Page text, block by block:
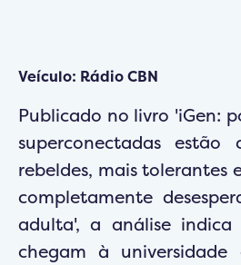
Veículo: Rádio CBN
Publicado no livro 'iGen:
superconectadas estão
rebeldes, mais tolerantes
completamente
adulta', a análise indica
chegam à